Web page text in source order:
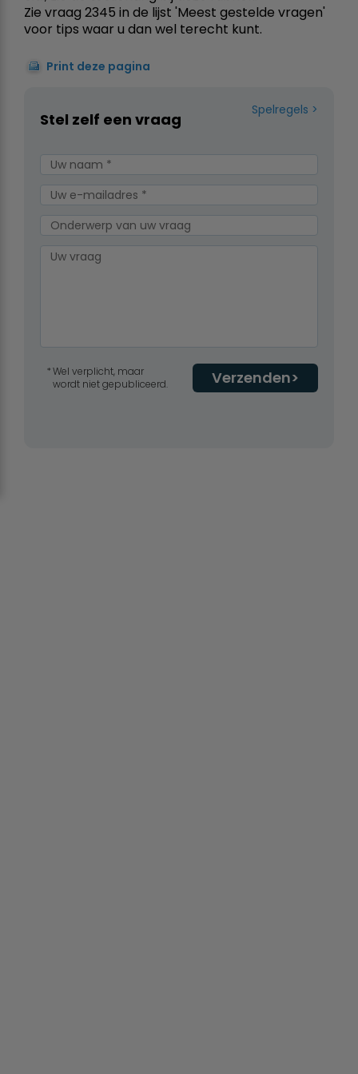
Zie vraag 2345 in de lijst 'Meest gestelde vragen'
voor tips waar u dan wel terecht kunt.
Print deze pagina
Spelregels
Stel zelf een vraag
Verzenden
Wel verplicht, maar
wordt niet gepubliceerd.